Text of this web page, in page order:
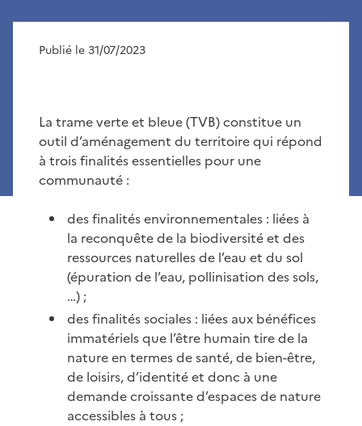
Publié le 31/07/2023
La trame verte et bleue (TVB) constitue un
outil d’aménagement du territoire qui répond
à trois finalités essentielles pour une
communauté :
des finalités environnementales : liées à
la reconquête de la biodiversité et des
ressources naturelles de l’eau et du sol
(épuration de l’eau, pollinisation des sols,
…) ;
des finalités sociales : liées aux bénéfices
immatériels que l’être humain tire de la
nature en termes de santé, de bien-être,
de loisirs, d’identité et donc à une
demande croissante d’espaces de nature
accessibles à tous ;